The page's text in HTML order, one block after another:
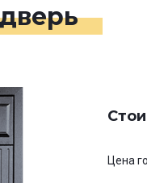
Цена